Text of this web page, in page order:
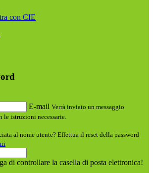
con CIE
E-mail Verrà inviato un messaggio
istruzioni necessarie.
al nome utente? Effettua il reset della password
di controllare la casella di posta elettronica!